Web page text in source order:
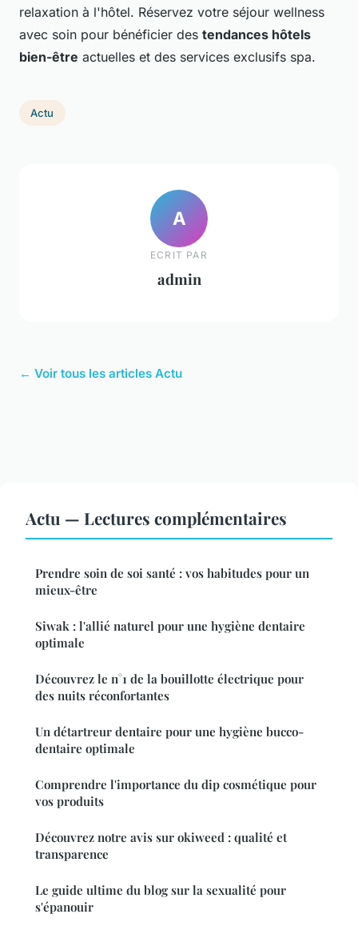
relaxation à l'hôtel. Réservez votre séjour wellness
avec soin pour bénéficier des tendances hôtels
bien-être actuelles et des services exclusifs spa.
Actu
A
ECRIT PAR
admin
← Voir tous les articles Actu
Actu — Lectures complémentaires
Prendre soin de soi santé : vos habitudes pour un
mieux-être
Siwak : l'allié naturel pour une hygiène dentaire
optimale
Découvrez le n°1 de la bouillotte électrique pour
des nuits réconfortantes
Un détartreur dentaire pour une hygiène bucco-
dentaire optimale
Comprendre l'importance du dip cosmétique pour
vos produits
Découvrez notre avis sur okiweed : qualité et
transparence
Le guide ultime du blog sur la sexualité pour
s'épanouir